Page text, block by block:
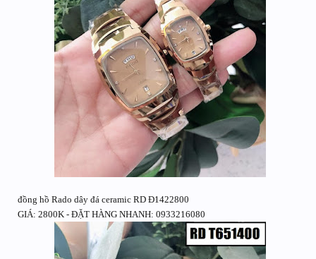
đồng hồ Rado dây đá ceramic RD Đ1422800
GIÁ: 2800K - ĐẶT HÀNG NHANH: 0933216080